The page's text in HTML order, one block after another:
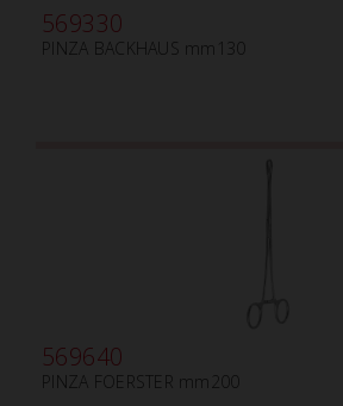
569330
PINZA BACKHAUS mm130
569640
PINZA FOERSTER mm200